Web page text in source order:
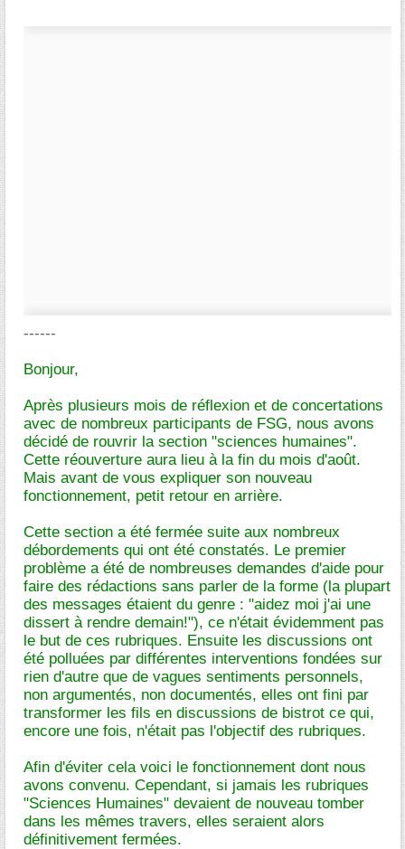
------
Bonjour,
Après plusieurs mois de réflexion et de concertations
avec de nombreux participants de FSG, nous avons
décidé de rouvrir la section "sciences humaines".
Cette réouverture aura lieu à la fin du mois d'août.
Mais avant de vous expliquer son nouveau
fonctionnement, petit retour en arrière.
Cette section a été fermée suite aux nombreux
débordements qui ont été constatés. Le premier
problème a été de nombreuses demandes d'aide pour
faire des rédactions sans parler de la forme (la plupart
des messages étaient du genre : "aidez moi j'ai une
dissert à rendre demain!"), ce n'était évidemment pas
le but de ces rubriques. Ensuite les discussions ont
été polluées par différentes interventions fondées sur
rien d'autre que de vagues sentiments personnels,
non argumentés, non documentés, elles ont fini par
transformer les fils en discussions de bistrot ce qui,
encore une fois, n'était pas l'objectif des rubriques.
Afin d'éviter cela voici le fonctionnement dont nous
avons convenu. Cependant, si jamais les rubriques
"Sciences Humaines" devaient de nouveau tomber
dans les mêmes travers, elles seraient alors
définitivement fermées.